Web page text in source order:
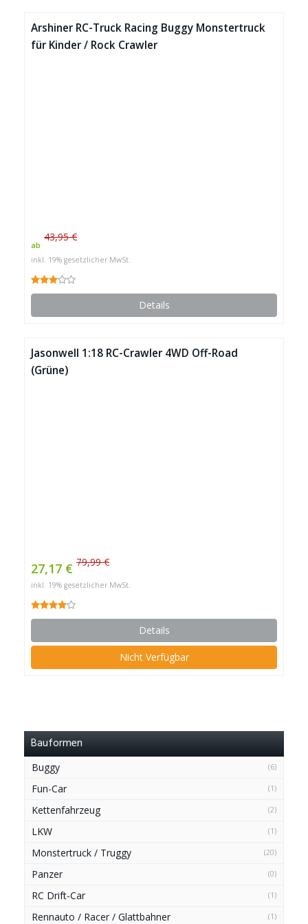
Arshiner RC-Truck Racing Buggy Monstertruck
für Kinder / Rock Crawler
ab
43,95 €
inkl. 19% gesetzlicher MwSt.
Details
Jasonwell 1:18 RC-Crawler 4WD Off-Road
(Grüne)
27,17 € 79,99 €
inkl. 19% gesetzlicher MwSt.
Details
Nicht Verfügbar
Bauformen
Buggy (6)
Fun-Car (1)
Kettenfahrzeug (2)
LKW (1)
Monstertruck / Truggy (20)
Panzer (0)
RC Drift-Car (1)
Rennauto / Racer / Glattbahner (1)